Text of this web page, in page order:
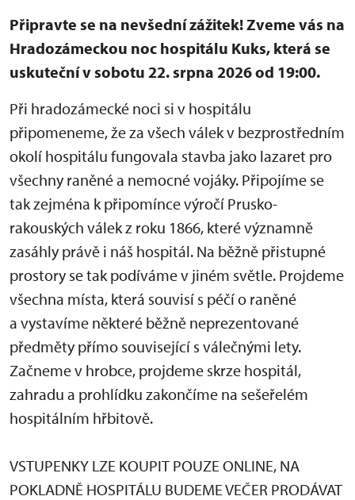
Připravte se na nevšední zážitek! Zveme vás na
Hradozámeckou noc hospitálu Kuks, která se
uskuteční v sobotu 22. srpna 2026 od 19:00.
Při hradozámecké noci si v hospitálu
připomeneme, že za všech válek v bezprostředním
okolí hospitálu fungovala stavba jako lazaret pro
všechny raněné a nemocné vojáky. Připojíme se
tak zejména k připomínce výročí Prusko-
rakouských válek z roku 1866, které významně
zasáhly právě i náš hospitál. Na běžně přistupné
prostory se tak podíváme v jiném světle. Projdeme
všechna místa, která souvisí s péčí o raněné
a vystavíme některé běžně neprezentované
předměty přímo související s válečnými lety.
Začneme v hrobce, projdeme skrze hospitál,
zahradu a prohlídku zakončíme na sešeřelém
hospitálním hřbitově.
VSTUPENKY LZE KOUPIT POUZE ONLINE, NA
POKLADNĚ HOSPITÁLU BUDEME VEČER PRODÁVAT